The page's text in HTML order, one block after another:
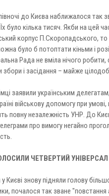
до Києва наближалося так
було кілька тисяч. Якби на цей
корпус П.Скоропадського,
було б потоптати кіньми і
Рада не вміла нічого робити,
збори і засідання – майже
заявили українським
військову допомогу при
повну незалежність УНР. До
про вимогу негайно
ЧЕТВЕРТИЙ УНІВЕРСАЛ
Києві знову підняли голову
почалося так зване "повстання